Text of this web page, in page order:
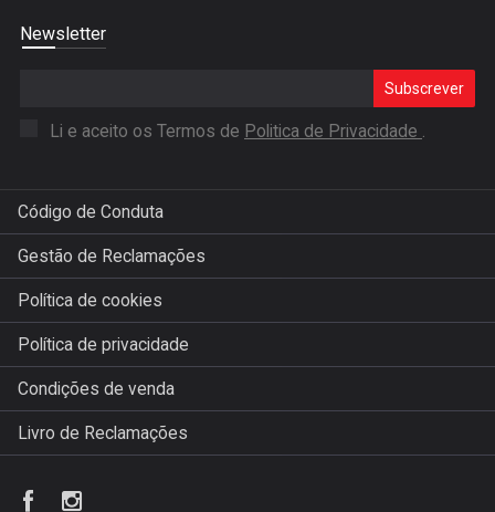
Newsletter
Subscrever
Li e aceito os Termos de Politica de Privacidade .
Código de Conduta
Gestão de Reclamações
Política de cookies
Política de privacidade
Condições de venda
Livro de Reclamações